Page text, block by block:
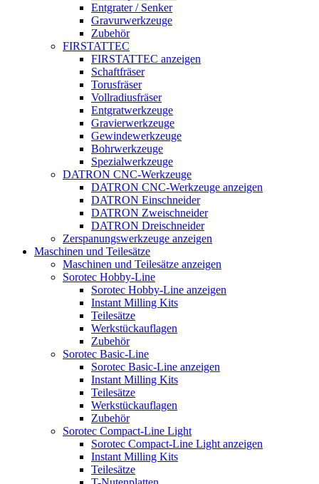
Entgrater / Senker
Gravurwerkzeuge
Zubehör
FIRSTATTEC
FIRSTATTEC anzeigen
Schaftfräser
Torusfräser
Vollradiusfräser
Entgratwerkzeuge
Gravierwerkzeuge
Gewindewerkzeuge
Bohrwerkzeuge
Spezialwerkzeuge
DATRON CNC-Werkzeuge
DATRON CNC-Werkzeuge anzeigen
DATRON Einschneider
DATRON Zweischneider
DATRON Dreischneider
Zerspanungswerkzeuge anzeigen
Maschinen und Teilesätze
Maschinen und Teilesätze anzeigen
Sorotec Hobby-Line
Sorotec Hobby-Line anzeigen
Instant Milling Kits
Teilesätze
Werkstückauflagen
Zubehör
Sorotec Basic-Line
Sorotec Basic-Line anzeigen
Instant Milling Kits
Teilesätze
Werkstückauflagen
Zubehör
Sorotec Compact-Line Light
Sorotec Compact-Line Light anzeigen
Instant Milling Kits
Teilesätze